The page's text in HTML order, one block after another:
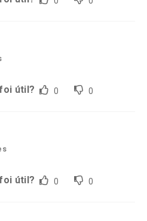
útil? 0 0
útil? 0 0